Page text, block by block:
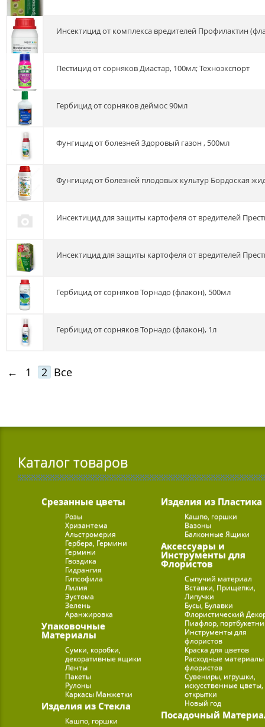
Инсектицид от комплекса вредителей Профилактин
Пестицид от сорняков Диастар, 100мл; Техноэкспорт
Гербицид от сорняков деймос 90мл
Фунгицид от болезней Здоровый газон , 500мл
Фунгицид от болезней плодовых культур Бордоская
Инсектицид для защиты картофеля от вредителей
Инсектицид для защиты картофеля от вредителей
Гербицид от сорняков Торнадо (флакон), 500мл
Гербицид от сорняков Торнадо (флакон), 1л
← 1 2 Все
Каталог товаров
Срезанные цветы
Розы
Хризантема
Альстромерия
Гербера, Гермини
Гермини
Гвоздика
Гидрангия
Гипсофила
Лилия
Эустома
Зелень
Аранжировка
Упаковочные
Материалы
Сумки, коробки,
декоративные ящики
Ленты
Пакеты
Рулоны
Каркасы Манжетки
Изделия из Стекла
Кашпо, горшки
Изделия из Пластика
Кашпо, горшки
Вазоны
Балконные Ящики
Аксессуары и
Инструменты для
Флористов
Сыпучий материал
Вставки, Прищепки,
Липучки
Бусы, Булавки
Флористический
Пиафлор,
Инструменты для
флористов
Краска для цветов
Расходные
флористов
Сувениры, игрушки,
искусственные цветы,
открытки
Новый год
Посадочный